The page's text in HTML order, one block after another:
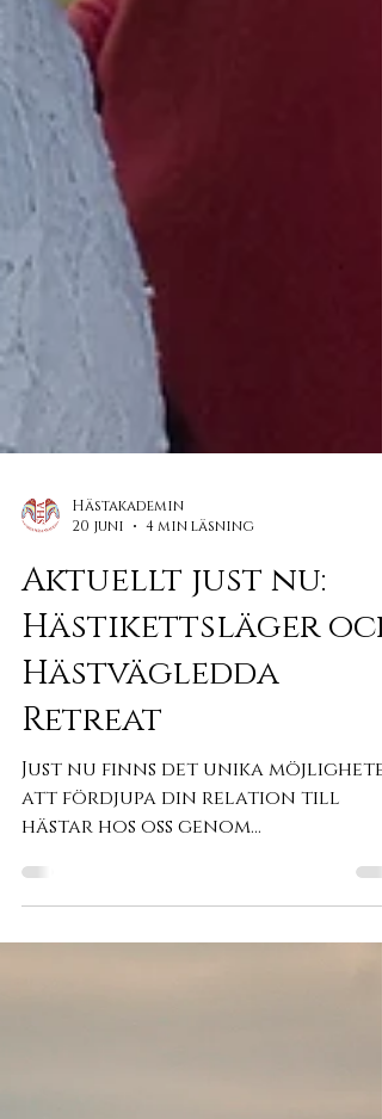
Hästakademin
20 juni
4 min läsning
Aktuellt just nu:
Hästikettsläger och
Hästvägledda
Retreat
Just nu finns det unika
att fördjupa din relation till
hästar hos oss genom